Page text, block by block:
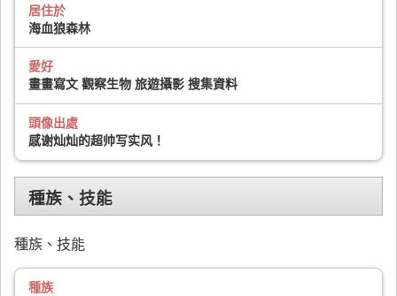
居住於
海血狼森林
愛好
畫畫寫文 觀察生物 旅遊攝影 搜集資料
頭像出處
感谢灿灿的超帅写实风！
種族、技能
種族、技能
種族